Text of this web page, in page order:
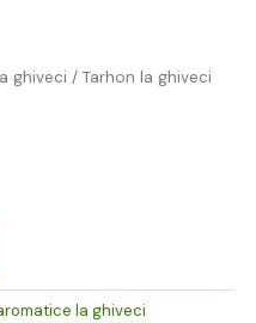
ghiveci / Tarhon la ghiveci
la ghiveci